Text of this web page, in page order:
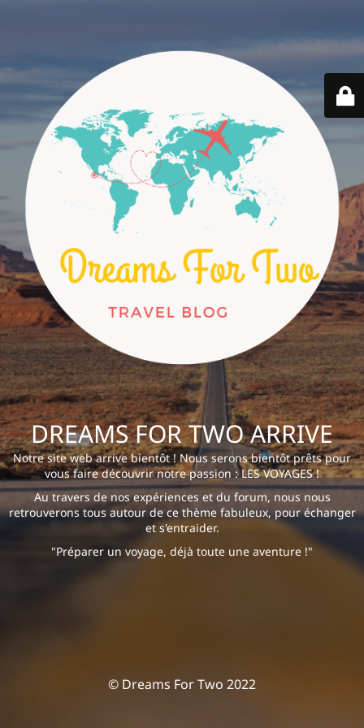
DREAMS FOR TWO ARRIVE
Notre site web arrive bientôt ! Nous serons bientôt prêts pour
vous faire découvrir notre passion : LES VOYAGES !
Au travers de nos expériences et du forum, nous nous
retrouverons tous autour de ce thème fabuleux, pour échanger
et s'entraider.
"Préparer un voyage, déjà toute une aventure !"
© Dreams For Two 2022